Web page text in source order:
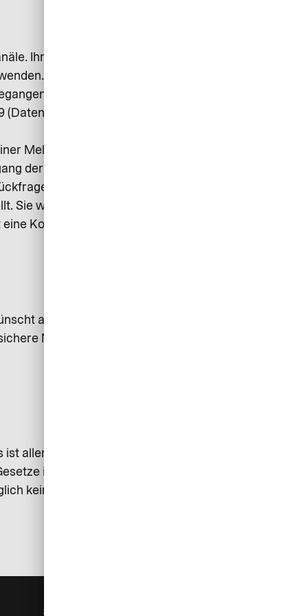
Ihre Informationen können
Informationen werden
Grundverordnung)
Meldung sind, sowie der
der Meldung wird Ihnen eine
die sich während der
Sie werden über den Fortgang
Kontaktmöglichkeit besteht.
auch anonym einen
Nachrichten zu schicken.
allerdings zu beachten, dass
in diesem Fall
keinerlei Verantwortung
Sicherheit